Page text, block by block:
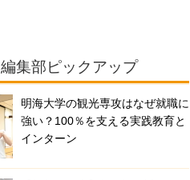
編集部ピックアップ
明海大学の観光専攻はなぜ就職に
強い？100％を支える実践教育と
インターン